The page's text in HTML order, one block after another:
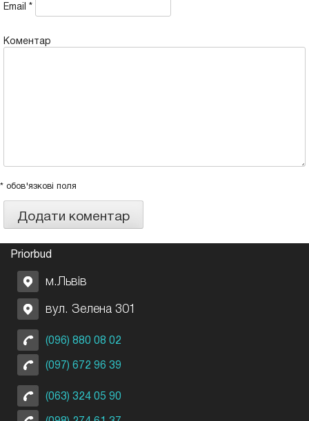
Email *
Коментар
* обов'язкові поля
Priorbud
м.Львів
вул. Зелена 301
(096) 880 08 02
(097) 672 96 39
(063) 324 05 90